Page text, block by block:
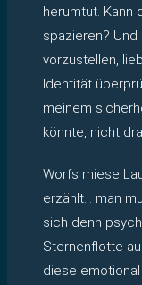
herumtut. Kann
spazieren?
vorzustellen,
Identität
meinem
könnte, nicht
Worfs miese
erzählt… man
sich denn
Sternenflotte
diese